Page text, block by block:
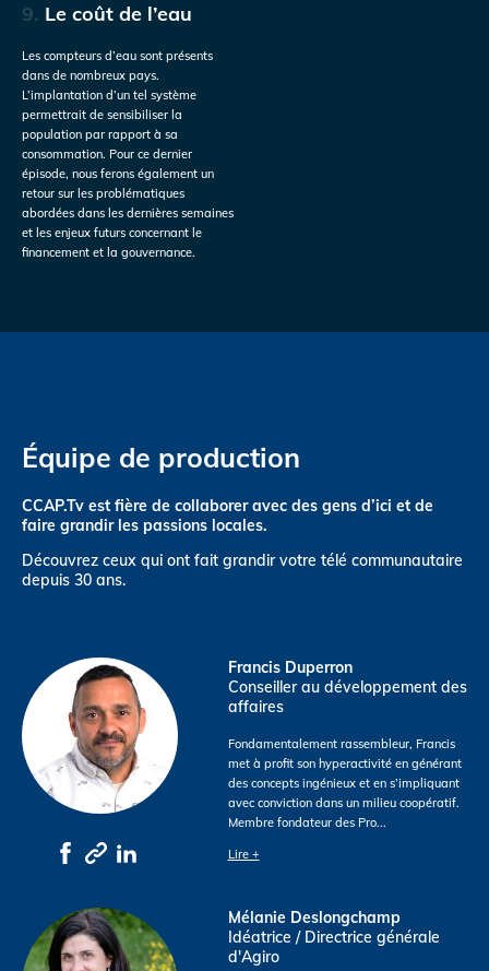
9. Le coût de l’eau
Les compteurs d’eau sont présents
dans de nombreux pays.
L’implantation d’un tel système
permettrait de sensibiliser la
population par rapport à sa
consommation. Pour ce dernier
épisode, nous ferons également un
retour sur les problématiques
abordées dans les dernières semaines
et les enjeux futurs concernant le
financement et la gouvernance.
Équipe de production
CCAP.Tv est fière de collaborer avec des gens d’ici et de
faire grandir les passions locales.
Découvrez ceux qui ont fait grandir votre télé communautaire
depuis 30 ans.
Francis Duperron
Conseiller au développement des
affaires
Fondamentalement rassembleur, Francis
met à profit son hyperactivité en générant
des concepts ingénieux et en s’impliquant
avec conviction dans un milieu coopératif.
Membre fondateur des Pro...
Lire +
Mélanie Deslongchamp
Idéatrice / Directrice générale
d'Agiro